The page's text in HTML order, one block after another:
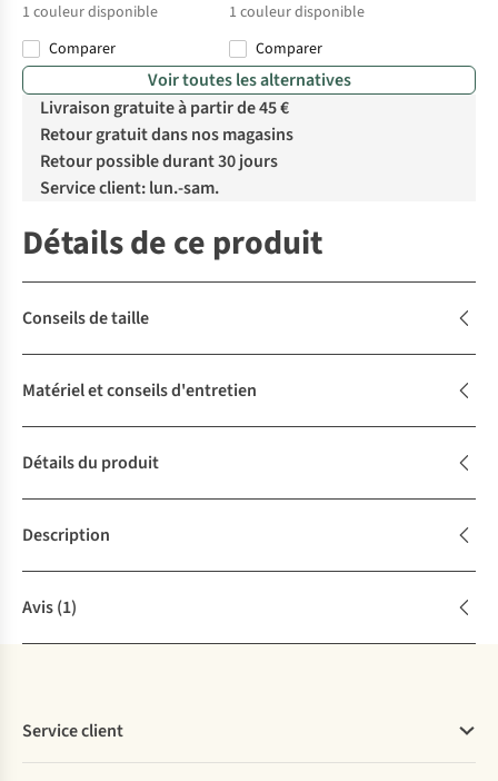
1 couleur disponible
Comparer
1 couleur disponible
Comparer
Voir toutes les alternatives
Livraison gratuite à partir de 45 €
Retour gratuit dans nos magasins
Retour possible durant 30 jours
Service client: lun.-sam.
Détails de ce produit
Conseils de taille
Matériel et conseils d'entretien
Détails du produit
Description
Avis(1)
Service client